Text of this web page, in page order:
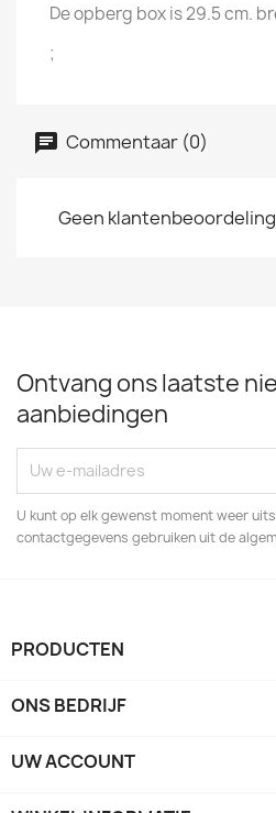
De opberg box is 29.5 cm.
;
Commentaar (0)
Geen
Ontvang ons laatste
aanbiedingen
U kunt op elk gewenst moment weer
contactgegevens gebruiken uit de
PRODUCTEN
ONS BEDRIJF
UW ACCOUNT